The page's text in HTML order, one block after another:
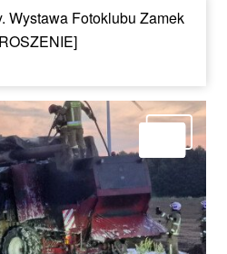
Wystawa Fotoklubu Zamek